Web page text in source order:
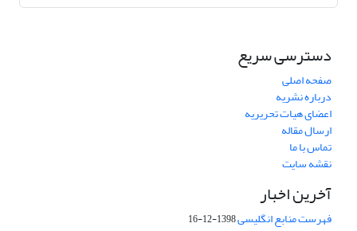
دسترسی سریع
صفحه اصلی
درباره نشریه
اعضای هیات تحریریه
ارسال مقاله
تماس با ما
نقشه سایت
آخرین اخبار
فهرست منابع انگلیسی1398-12-16